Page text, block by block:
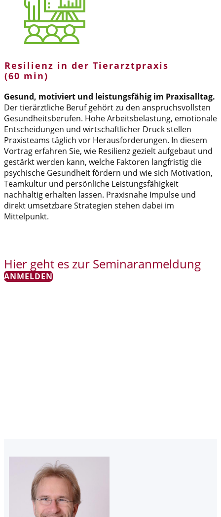
Resilienz in der Tierarztpraxis
(60 min)
Gesund, motiviert und leistungsfähig im Praxisalltag.
Der tierärztliche Beruf gehört zu den anspruchsvollsten
Gesundheitsberufen. Hohe Arbeitsbelastung, emotionale
Entscheidungen und wirtschaftlicher Druck stellen
Praxisteams täglich vor Herausforderungen. In diesem
Vortrag erfahren Sie, wie Resilienz gezielt aufgebaut und
gestärkt werden kann, welche Faktoren langfristig die
psychische Gesundheit fördern und wie sich Motivation,
Teamkultur und persönliche Leistungsfähigkeit
nachhaltig erhalten lassen. Praxisnahe Impulse und
direkt umsetzbare Strategien stehen dabei im
Mittelpunkt.
Hier geht es zur Seminaranmeldung
ANMELDEN